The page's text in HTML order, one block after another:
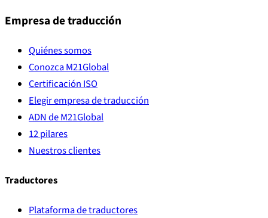
Empresa de traducción
Quiénes somos
Conozca M21Global
Certificación ISO
Elegir empresa de traducción
ADN de M21Global
12 pilares
Nuestros clientes
Traductores
Plataforma de traductores